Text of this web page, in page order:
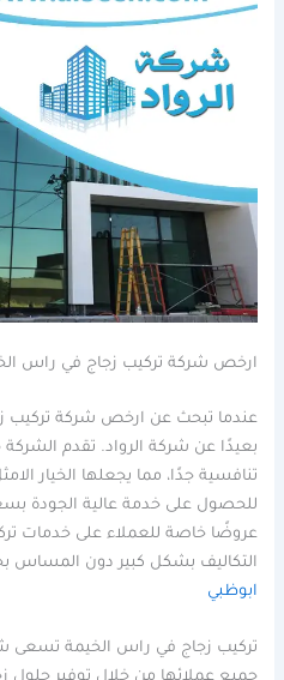
ارخص شركة تركيب زجاج في راس
عندما تبحث عن ارخص شركة تركيب
بعيدًا عن شركة الرواد. تقدم الشركة
تنافسية جدًا، مما يجعلها الخيار
للحصول على خدمة عالية الجودة
عروضًا خاصة للعملاء على خدمات
التكاليف بشكل كبير دون المساس
ابوظبي
تركيب زجاج في راس الخيمة تسعى